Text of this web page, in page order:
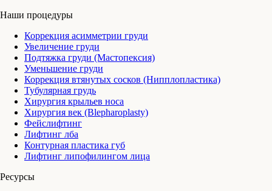
Наши процедуры
Коррекция асимметрии груди
Увеличение груди
Подтяжка груди (Мастопексия)
Уменьшение груди
Коррекция втянутых сосков (Нипплопластика)
Тубулярная грудь
Хирургия крыльев носа
Хирургия век (Blepharoplasty)
Фейслифтинг
Лифтинг лба
Контурная пластика губ
Лифтинг липофилингом лица
Ресурсы